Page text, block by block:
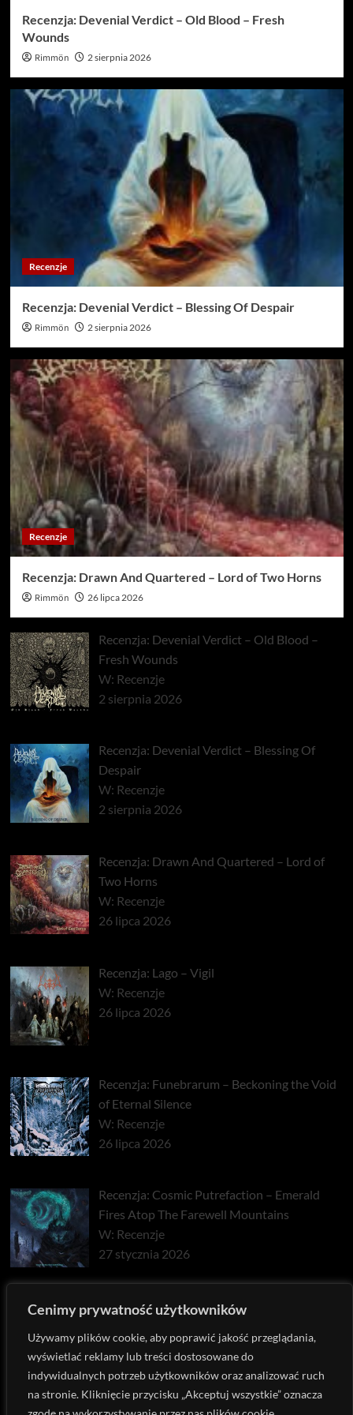
Cenimy prywatność użytkowników
Używamy plików cookie, aby poprawić jakość przeglądania,
wyświetlać reklamy lub treści dostosowane do
indywidualnych potrzeb użytkowników oraz analizować ruch
na stronie. Kliknięcie przycisku „Akceptuj wszystkie” oznacza
Recenzja: Devenial Verdict – Old Blood – Fresh
Wounds
Rimmön 2 sierpnia 2026
Recenzje
Recenzja: Devenial Verdict – Blessing Of Despair
Rimmön 2 sierpnia 2026
Recenzje
Recenzja: Drawn And Quartered – Lord of Two Horns
Rimmön 26 lipca 2026
Recenzja: Devenial Verdict – Old Blood –
Fresh Wounds
W: Recenzje
2 sierpnia 2026
Recenzja: Devenial Verdict – Blessing Of
Despair
W: Recenzje
2 sierpnia 2026
Recenzja: Drawn And Quartered – Lord of
Two Horns
W: Recenzje
26 lipca 2026
Recenzja: Lago – Vigil
W: Recenzje
26 lipca 2026
Recenzja: Funebrarum – Beckoning the Void
of Eternal Silence
W: Recenzje
26 lipca 2026
Recenzja: Cosmic Putrefaction – Emerald
Fires Atop The Farewell Mountains
W: Recenzje
27 stycznia 2026
Recenzja: Pyrrhon – Exhaust
22 stycznia 2026